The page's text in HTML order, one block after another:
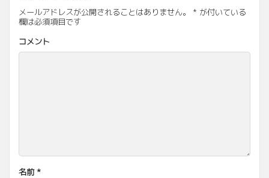
メールアドレスが公開されることはありません。 * が付いている
欄は必須項目です
コメント
名前*